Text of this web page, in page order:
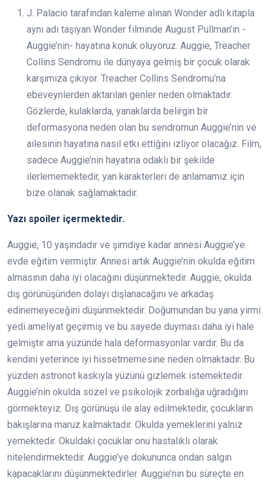
J. Palacio tarafından kaleme alınan Wonder adlı kitapla
aynı adı taşıyan Wonder filminde August Pullman’ın -
Auggie’nin- hayatına konuk oluyoruz. Auggie, Treacher
Collins Sendromu ile dünyaya gelmiş bir çocuk olarak
karşımıza çıkıyor. Treacher Collins Sendromu’na
ebeveynlerden aktarılan genler neden olmaktadır.
Gözlerde, kulaklarda, yanaklarda belirgin bir
deformasyona neden olan bu sendromun Auggie’nin ve
ailesinin hayatına nasıl etki ettiğini izliyor olacağız. Film,
sadece Auggie’nin hayatına odaklı bir şekilde
ilerlememektedir, yan karakterleri de anlamamız için
bize olanak sağlamaktadır.
Yazı spoiler içermektedir.
Auggie, 10 yaşındadır ve şimdiye kadar annesi Auggie’ye
evde eğitim vermiştir. Annesi artık Auggie’nin okulda eğitim
almasının daha iyi olacağını düşünmektedir. Auggie, okulda
dış görünüşünden dolayı dışlanacağını ve arkadaş
edinemeyeceğini düşünmektedir. Doğumundan bu yana yirmi
yedi ameliyat geçirmiş ve bu sayede duyması daha iyi hale
gelmiştir ama yüzünde hala deformasyonlar vardır. Bu da
kendini yeterince iyi hissetmemesine neden olmaktadır. Bu
yüzden astronot kaskıyla yüzünü gizlemek istemektedir.
Auggie’nin okulda sözel ve psikolojik zorbalığa uğradığını
görmekteyiz. Dış görünüşü ile alay edilmektedir, çocukların
bakışlarına maruz kalmaktadır. Okulda yemeklerini yalnız
yemektedir. Okuldaki çocuklar onu hastalıklı olarak
nitelendirmektedir. Auggie’ye dokununca ondan salgın
kapacaklarını düşünmektedirler. Auggie’nin bu süreçte en